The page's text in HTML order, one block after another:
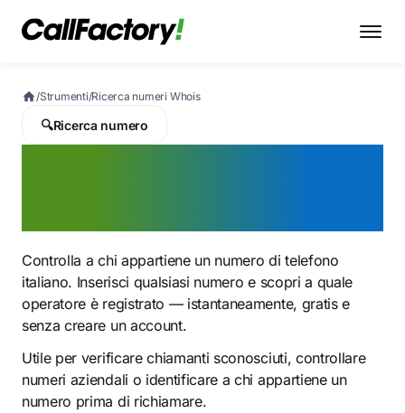
/Strumenti/Ricerca numeri Whois
🔍Ricerca numero
Controlla a chi appartiene un numero di telefono
italiano. Inserisci qualsiasi numero e scopri a quale
operatore è registrato — istantaneamente, gratis e
senza creare un account.
Utile per verificare chiamanti sconosciuti, controllare
numeri aziendali o identificare a chi appartiene un
numero prima di richiamare.